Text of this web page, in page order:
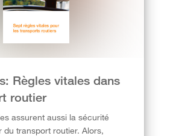
Règles vitales dans
routier
assurent aussi la sécurité
du transport routier. Alors,